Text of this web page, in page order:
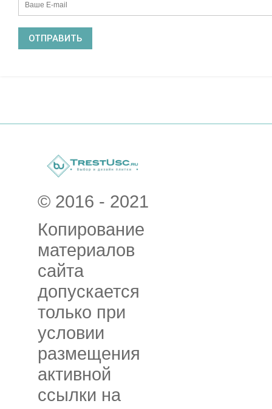
© 2016 - 2021
Копирование
материалов
сайта
допускается
только при
условии
размещения
активной
ссылки на